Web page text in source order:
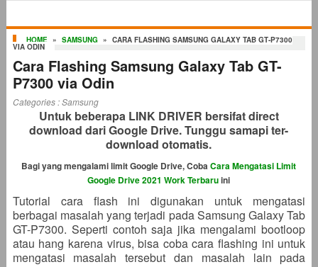
HOME » SAMSUNG » CARA FLASHING SAMSUNG GALAXY TAB GT-P7300
VIA ODIN
Cara Flashing Samsung Galaxy Tab GT-
P7300 via Odin
Categories :Samsung
Untuk beberapa LINK DRIVER bersifat direct
download dari Google Drive. Tunggu samapi ter-
download otomatis.
Bagi yang mengalami limit Google Drive, CobaCara Mengatasi Limit
Google Drive 2021 Work Terbaruini
Tutorial cara flash ini digunakan untuk mengatasi
berbagai masalah yang terjadi pada Samsung Galaxy Tab
GT-P7300. Seperti contoh saja jika mengalami bootloop
atau hang karena virus, bisa coba cara flashing ini untuk
mengatasi masalah tersebut dan masalah lain pada